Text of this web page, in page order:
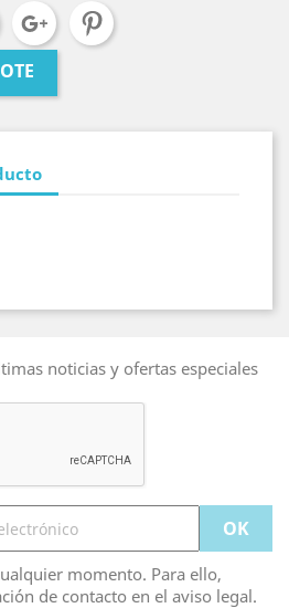
noticias y ofertas especiales
momento. Para ello,
de contacto en el aviso legal.